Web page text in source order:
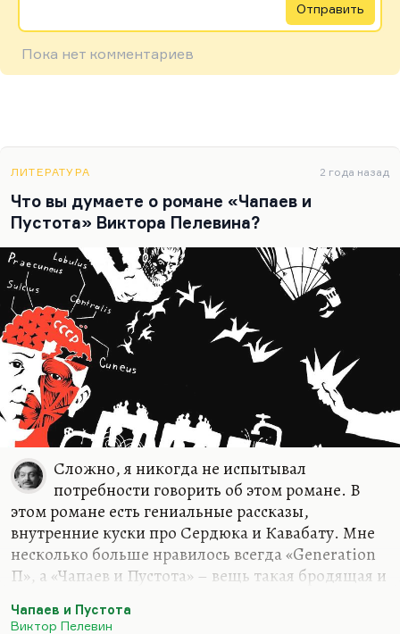
Отправить
Пока нет комментариев
ЛИТЕРАТУРА 2 года назад
Что вы думаете о романе «Чапаев и
Пустота» Виктора Пелевина?
Сложно, я никогда не испытывал
потребности говорить об этом романе. В
этом романе есть гениальные рассказы,
внутренние куски про Сердюка и Кавабату. Мне
несколько больше нравилось всегда «Generation
П», а «Чапаев и Пустота» – вещь такая бродящая и
замечательные куски.
Чапаев и Пустота
Виктор Пелевин